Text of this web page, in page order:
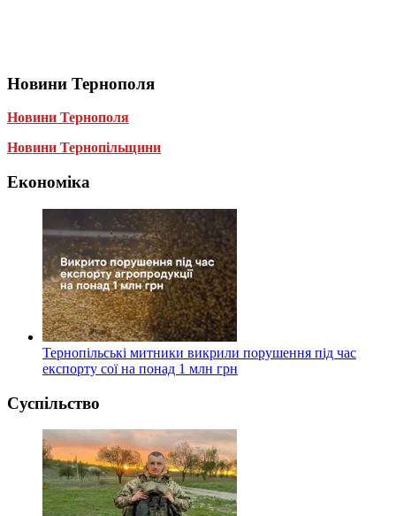
Новини Тернополя
Новини Тернополя
Новини Тернопільщини
Економіка
Тернопільські митники викрили порушення під час
експорту сої на понад 1 млн грн
Суспільство